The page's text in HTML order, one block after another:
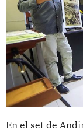
En el set de